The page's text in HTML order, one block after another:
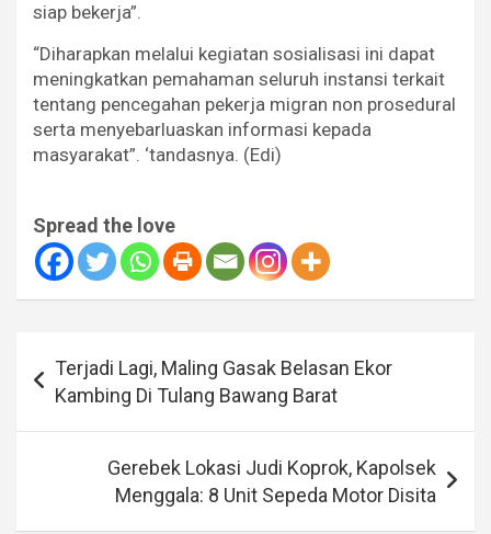
siap bekerja”.
“Diharapkan melalui kegiatan sosialisasi ini dapat
meningkatkan pemahaman seluruh instansi terkait
tentang pencegahan pekerja migran non prosedural
serta menyebarluaskan informasi kepada
masyarakat”. ‘tandasnya. (Edi)
Spread the love
posTerjadi Lagi, Maling Gasak Belasan Ekor
Kambing Di Tulang Bawang Barat
Gerebek Lokasi Judi Koprok, Kapolsek
Menggala: 8 Unit Sepeda Motor Disita